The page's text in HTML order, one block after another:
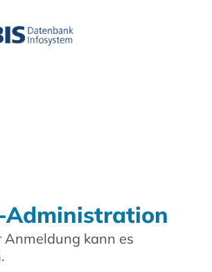
Administration
Anmeldung kann es